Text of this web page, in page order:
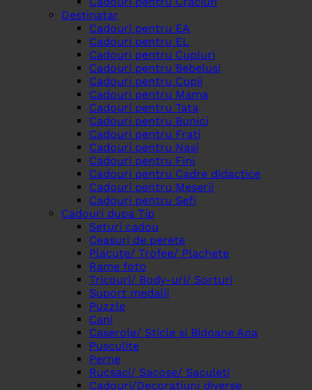
Destinatar
Cadouri pentru EA
Cadouri pentru EL
Cadouri pentru Cupluri
Cadouri pentru Bebelusi
Cadouri pentru Copii
Cadouri pentru Mama
Cadouri pentru Tata
Cadouri pentru Bunici
Cadouri pentru Frati
Cadouri pentru Nasi
Cadouri pentru Fini
Cadouri pentru Cadre didactice
Cadouri pentru Meserii
Cadouri pentru Sefi
Cadouri dupa Tip
Seturi cadou
Ceasuri de perete
Placute/ Trofee/ Plachete
Rame foto
Tricouri/ Body-uri/ Sorturi
Suport medalii
Puzzle
Cani
Caserole/ Sticle si Bidoane Apa
Pusculite
Perne
Rucsaci/ Sacose/ Saculeti
Cadouri/Decoratiuni diverse